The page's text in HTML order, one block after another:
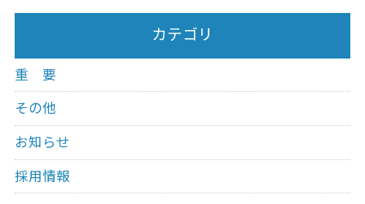
カテゴリ
重 要
その他
お知らせ
採用情報